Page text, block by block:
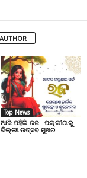
Top News
ଆଜି ପହିଲି ରଜ : ପଲ୍ଲୀଠାରୁ
ଦିଲ୍ଲୀ ଉତ୍ସବ ମୁଖର